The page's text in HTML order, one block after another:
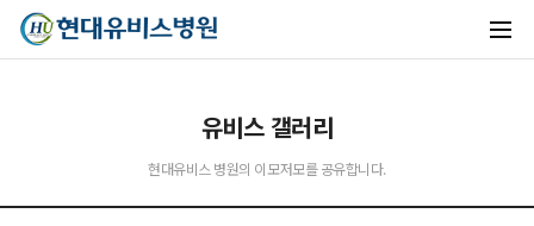
유비스 갤러리
현대유비스 병원의 이모저모를 공유합니다.